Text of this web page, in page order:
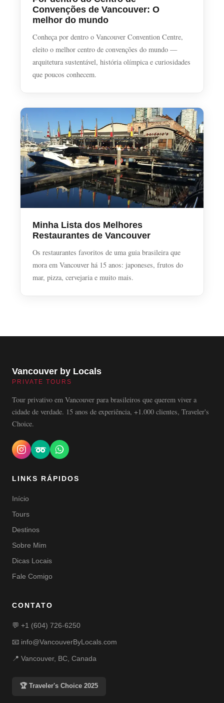
Convenções de Vancouver: O
melhor do mundo
Conheça por dentro o Vancouver Convention Centre,
eleito o melhor centro de convenções do mundo —
arquitetura sustentável, história olímpica e curiosidades
que poucos conhecem.
Minha Lista dos Melhores
Restaurantes de Vancouver
Os restaurantes favoritos de uma guia brasileira que
mora em Vancouver há 15 anos: japoneses, frutos do
mar, pizza, cervejaria e muito mais.
Vancouver by Locals
PRIVATE TOURS
Tour privativo em Vancouver para brasileiros que querem viver a
cidade de verdade. 15 anos de experiência, +1.000 clientes, Traveler's
Choice.
LINKS RÁPIDOS
Início
Tours
Destinos
Sobre Mim
Dicas Locais
Fale Comigo
CONTATO
💬 +1 (604) 726-6250
📧 info@VancouverByLocals.com
📍 Vancouver, BC, Canada
🏆 Traveler's Choice 2025